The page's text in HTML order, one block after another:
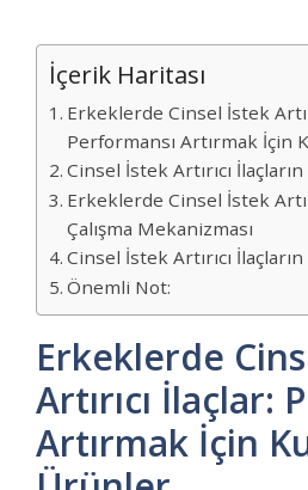
İçerik Haritası
Erkeklerde Cinsel İstek
Performansı Artırmak İçin
Cinsel İstek Artırıcı
Erkeklerde Cinsel İstek
Çalışma Mekanizması
Cinsel İstek Artırıcı
Önemli Not:
Erkeklerde
Artırıcı İlaçlar:
Artırmak İçin